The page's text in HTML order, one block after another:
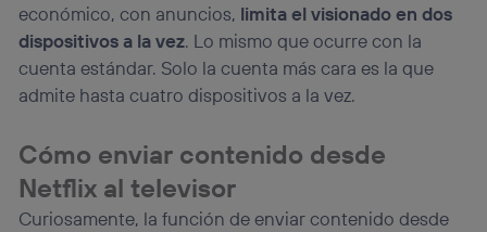
económico, con anuncios, limita el visionado en dos
dispositivos a la vez. Lo mismo que ocurre con la
cuenta estándar. Solo la cuenta más cara es la que
admite hasta cuatro dispositivos a la vez.
Cómo enviar contenido desde
Netflix al televisor
Curiosamente, la función de enviar contenido desde